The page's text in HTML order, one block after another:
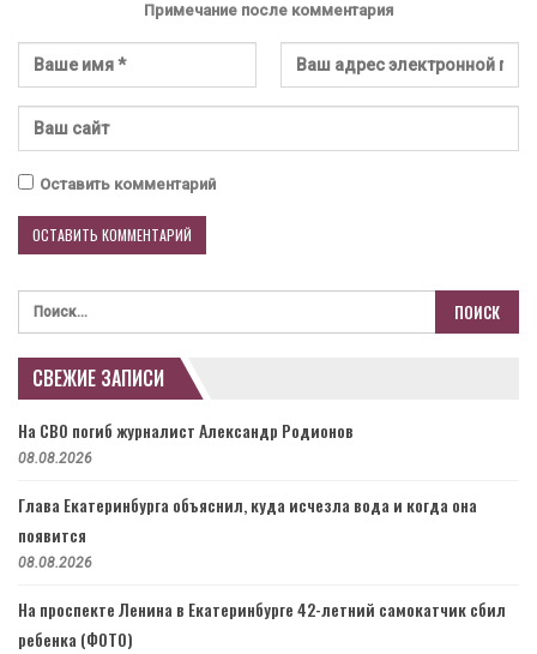
Примечание после комментария
Оставить комментарий
СВЕЖИЕ ЗАПИСИ
На СВО погиб журналист Александр Родионов
08.08.2026
Глава Екатеринбурга объяснил, куда исчезла вода и когда она
появится
08.08.2026
На проспекте Ленина в Екатеринбурге 42-летний самокатчик сбил
ребенка (ФОТО)